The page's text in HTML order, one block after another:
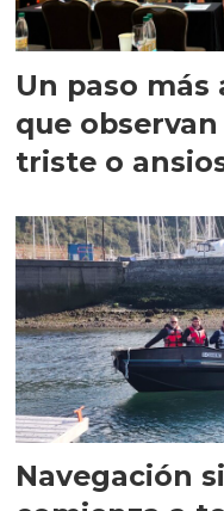
Un paso más
que
triste o
Navegación